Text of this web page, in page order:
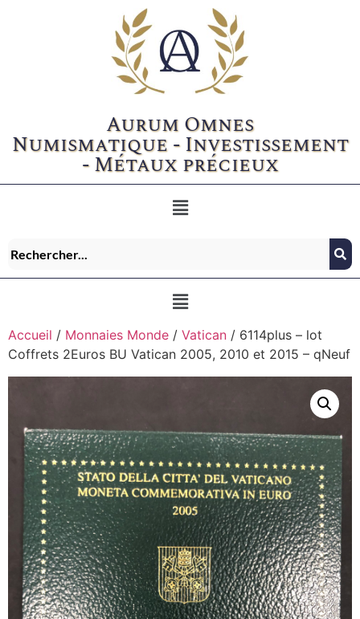
Aurum Omnes
Numismatique - Investissement
- Métaux précieux
Accueil / Monnaies Monde / Vatican / 6114plus – lot
Coffrets 2Euros BU Vatican 2005, 2010 et 2015 – qNeuf